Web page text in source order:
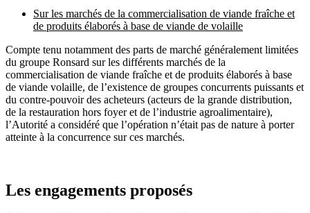
Sur les marchés de la commercialisation de viande fraîche et
de produits élaborés à base de viande de volaille
Compte tenu notamment des parts de marché généralement limitées
du groupe Ronsard sur les différents marchés de la
commercialisation de viande fraîche et de produits élaborés à base
de viande volaille, de l’existence de groupes concurrents puissants et
du contre-pouvoir des acheteurs (acteurs de la grande distribution,
de la restauration hors foyer et de l’industrie agroalimentaire),
l’Autorité a considéré que l’opération n’était pas de nature à porter
atteinte à la concurrence sur ces marchés.
Les engagements proposés